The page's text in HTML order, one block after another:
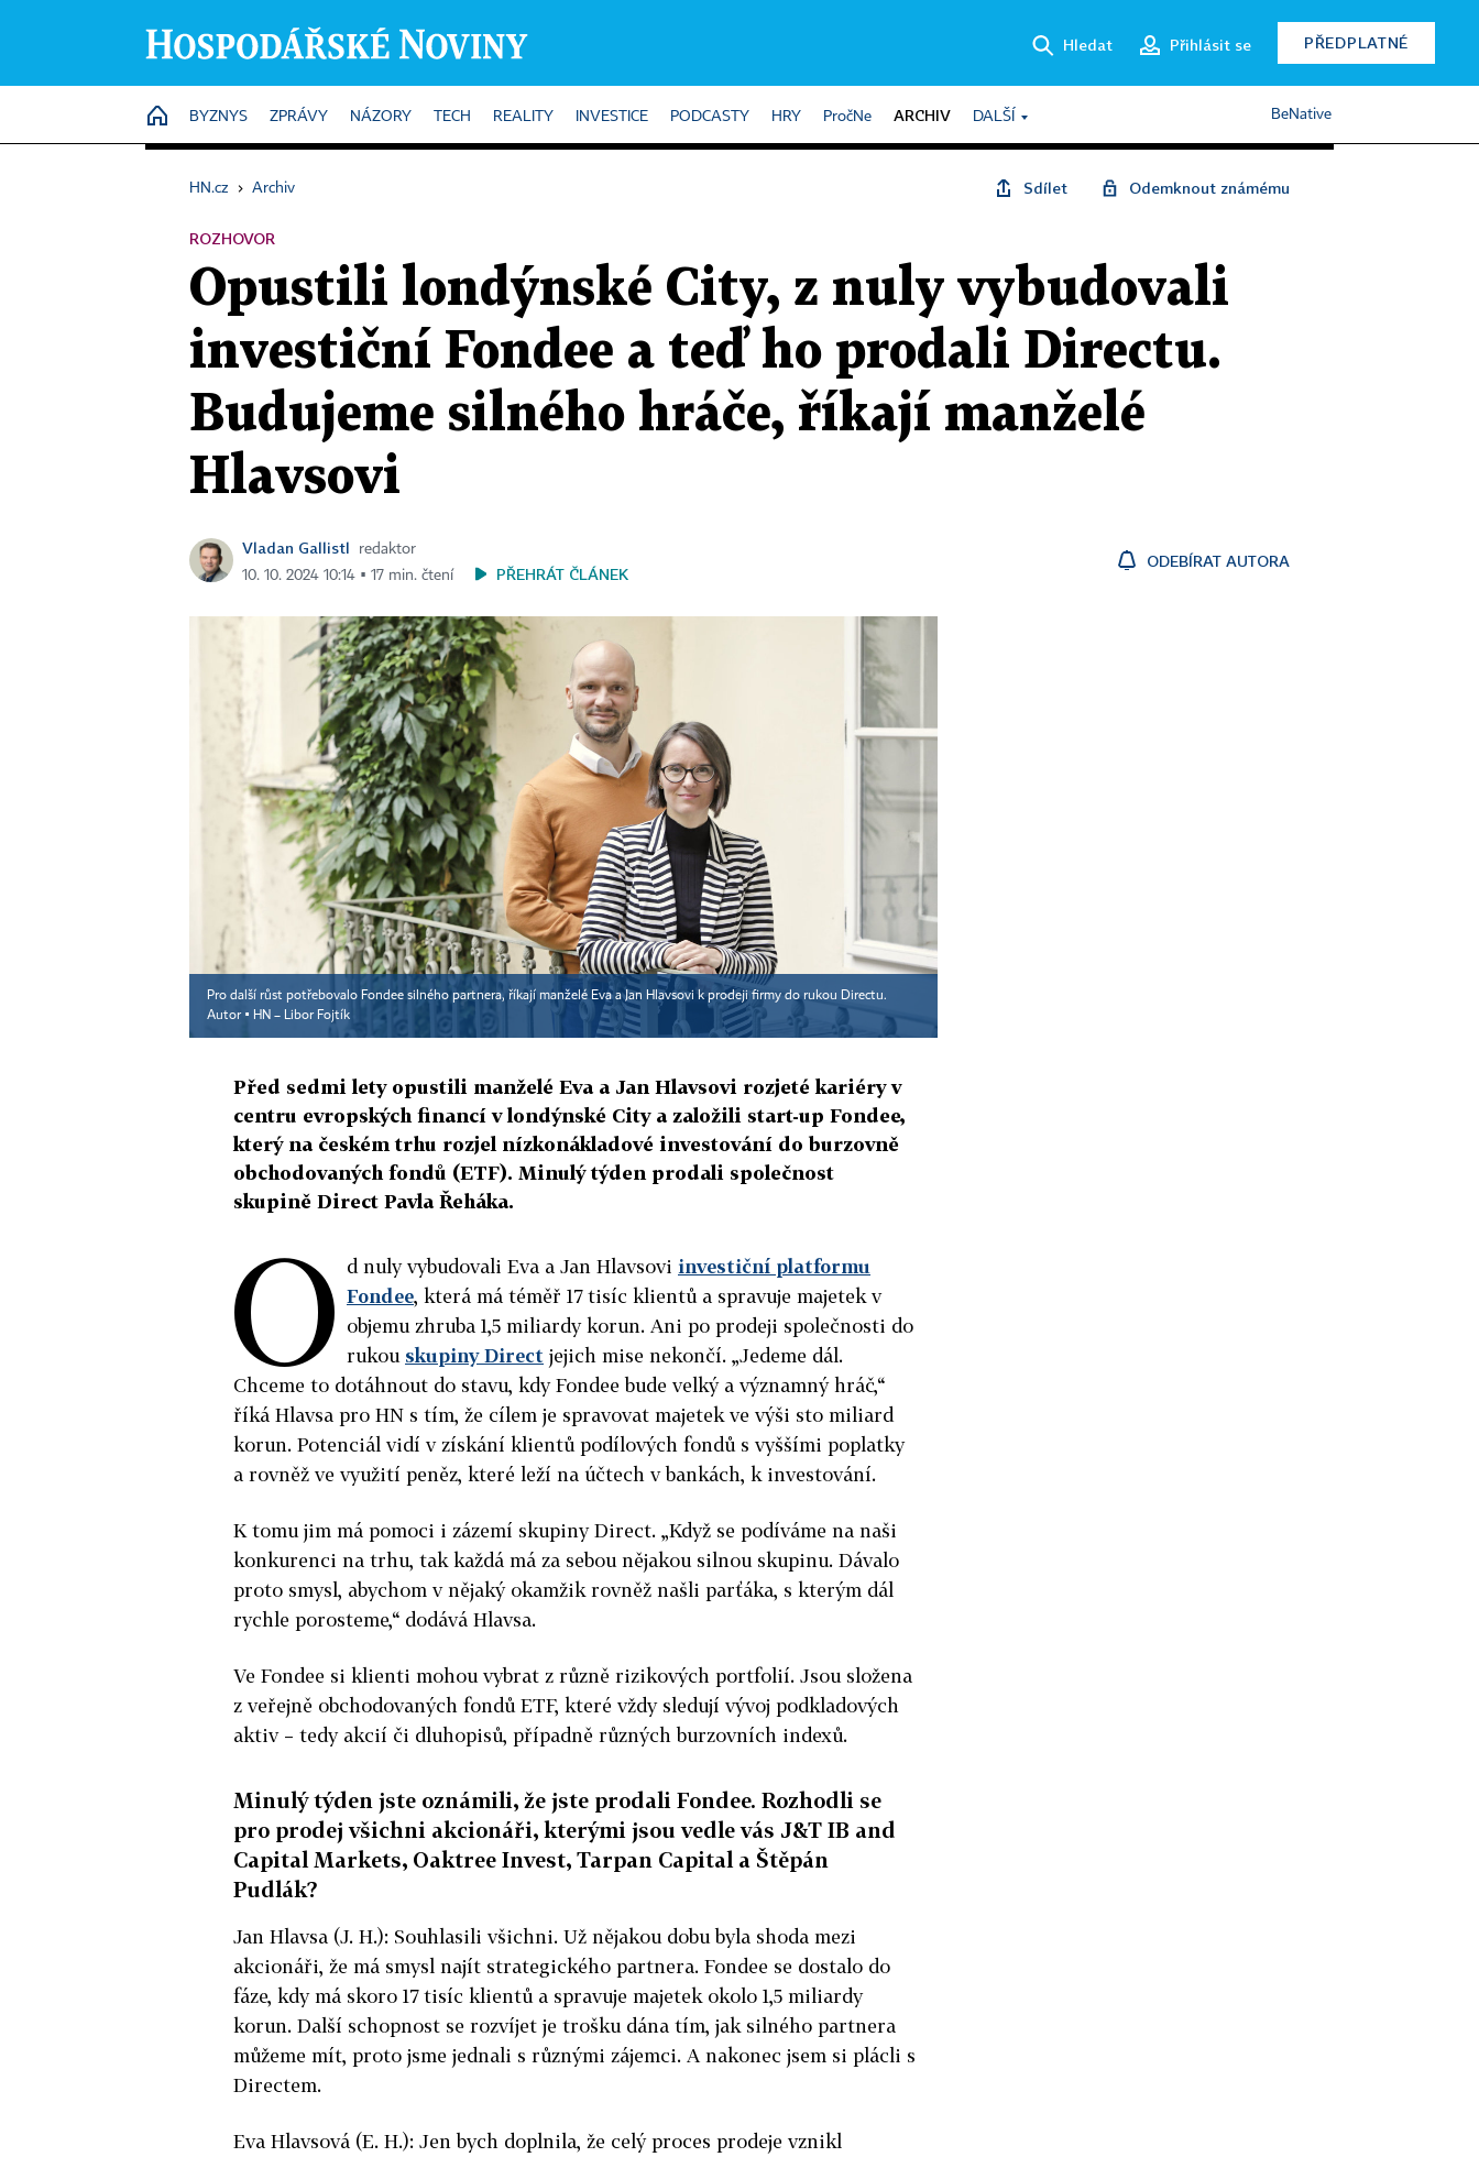
Hledat Přihlásit se PŘEDPLATNÉ
HOME
BYZNYS ZPRÁVY NÁZORY TECH REALITY INVESTICE PODCASTY HRY PročNe ARCHIV DALŠÍ BeNative
HN.cz › Archiv Sdílet Odemknout známému
ROZHOVOR
Opustili londýnské City, z nuly vybudovali
investiční Fondee a teď ho prodali Directu.
Budujeme silného hráče, říkají manželé
Hlavsovi
Vladan Gallistl
redaktor
10. 10. 2024 10:14 ▪ 17 min. čtení
PŘEHRÁT ČLÁNEK
ODEBÍRAT AUTORA
Pro další růst potřebovalo Fondee silného partnera, říkají manželé Eva a Jan Hlavsovi k prodeji firmy do rukou Directu.
Autor ▪ HN – Libor Fojtík
Před sedmi lety opustili manželé Eva a Jan Hlavsovi rozjeté kariéry v
centru evropských financí v londýnské City a založili start-up Fondee,
který na českém trhu rozjel nízkonákladové investování do burzovně
obchodovaných fondů (ETF). Minulý týden prodali společnost
skupině Direct Pavla Řeháka.
O d nuly vybudovali Eva a Jan Hlavsovi investiční platformu
Fondee, která má téměř 17 tisíc klientů a spravuje majetek v
objemu zhruba 1,5 miliardy korun. Ani po prodeji společnosti do
rukou skupiny Direct jejich mise nekončí. „Jedeme dál.
Chceme to dotáhnout do stavu, kdy Fondee bude velký a významný hráč,“
říká Hlavsa pro HN s tím, že cílem je spravovat majetek ve výši sto miliard
korun. Potenciál vidí v získání klientů podílových fondů s vyššími poplatky
a rovněž ve využití peněz, které leží na účtech v bankách, k investování.
K tomu jim má pomoci i zázemí skupiny Direct. „Když se podíváme na naši
konkurenci na trhu, tak každá má za sebou nějakou silnou skupinu. Dávalo
proto smysl, abychom v nějaký okamžik rovněž našli parťáka, s kterým dál
rychle porosteme,“ dodává Hlavsa.
Ve Fondee si klienti mohou vybrat z různě rizikových portfolií. Jsou složena
z veřejně obchodovaných fondů ETF, které vždy sledují vývoj podkladových
aktiv – tedy akcií či dluhopisů, případně různých burzovních indexů.
Minulý týden jste oznámili, že jste prodali Fondee. Rozhodli se
pro prodej všichni akcionáři, kterými jsou vedle vás J&T IB and
Capital Markets, Oaktree Invest, Tarpan Capital a Štěpán
Pudlák?
Jan Hlavsa (J. H.): Souhlasili všichni. Už nějakou dobu byla shoda mezi
akcionáři, že má smysl najít strategického partnera. Fondee se dostalo do
fáze, kdy má skoro 17 tisíc klientů a spravuje majetek okolo 1,5 miliardy
korun. Další schopnost se rozvíjet je trošku dána tím, jak silného partnera
můžeme mít, proto jsme jednali s různými zájemci. A nakonec jsem si plácli s
Directem.
Eva Hlavsová (E. H.): Jen bych doplnila, že celý proces prodeje vznikl